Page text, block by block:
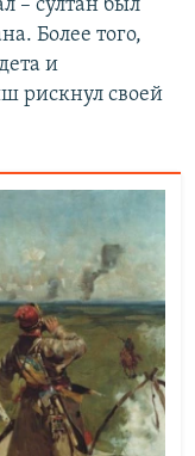
– султан был
Более того,
и
рискнул своей